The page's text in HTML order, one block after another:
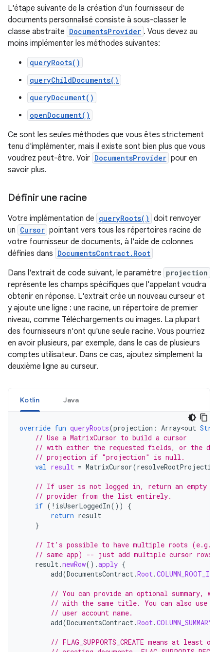
L'étape suivante de la création d'un fournisseur de
documents personnalisé consiste à sous-classer le
classe abstraite DocumentsProvider . Vous devez au
moins implémenter les méthodes suivantes:
queryRoots()
queryChildDocuments()
queryDocument()
openDocument()
Ce sont les seules méthodes que vous êtes strictement
tenu d'implémenter, mais il existe sont bien plus que vous
voudrez peut-être. Voir DocumentsProvider pour en
savoir plus.
Définir une racine
Votre implémentation de queryRoots() doit renvoyer
un Cursor pointant vers tous les répertoires racine de
votre fournisseur de documents, à l'aide de colonnes
définies dans DocumentsContract.Root
Dans l'extrait de code suivant, le paramètre projection
représente les champs spécifiques que l'appelant voudra
obtenir en réponse. L'extrait crée un nouveau curseur et
y ajoute une ligne : une racine, un répertoire de premier
niveau, comme Téléchargements ou images. La plupart
des fournisseurs n'ont qu'une seule racine. Vous pourriez
en avoir plusieurs, par exemple, dans le cas de plusieurs
comptes utilisateur. Dans ce cas, ajoutez simplement la
deuxième ligne au curseur.
Kotlin Java
override fun queryRoots(projection : Array<out
// Use a MatrixCursor to build a cursor
// with either the requested fields, or the
// projection if "projection" is null.
val result = MatrixCursor(
// If user is not logged in, return an empty
// provider from the list entirely.
if ( ! isUserLoggedIn())
{
return result
}
// It's possible to have multiple roots (e.g.
// same app) -- just add multiple cursor rows.
result.newRow().apply {
add(DocumentsContract.Root.COLUMN_ROOT_ID
// You can provide an optional summary,
// with the same title. You can also use
// user account name.
add(DocumentsContract.Root.COLUMN_SUMMARY
// FLAG_SUPPORTS_CREATE means at